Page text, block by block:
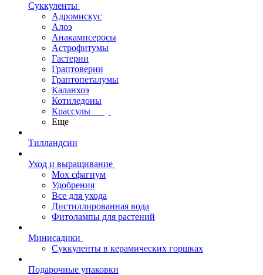
Суккуленты
Адромискус
Алоэ
Анакампсеросы
Астрофитумы
Гастерии
Граптоверии
Граптопеталумы
Каланхоэ
Котиледоны
Крассулы
Еще
Тилландсии
Уход и выращивание
Мох сфагнум
Удобрения
Все для ухода
Дистиллированная вода
Фитолампы для растений
Минисадики
Суккуленты в керамических горшках
Подарочные упаковки